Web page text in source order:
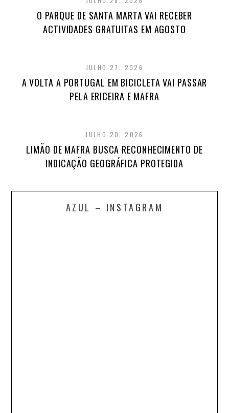
O PARQUE DE SANTA MARTA VAI RECEBER
ACTIVIDADES GRATUITAS EM AGOSTO
JULHO 27, 2026
A VOLTA A PORTUGAL EM BICICLETA VAI PASSAR
PELA ERICEIRA E MAFRA
JULHO 20, 2026
LIMÃO DE MAFRA BUSCA RECONHECIMENTO DE
INDICAÇÃO GEOGRÁFICA PROTEGIDA
AZUL – INSTAGRAM